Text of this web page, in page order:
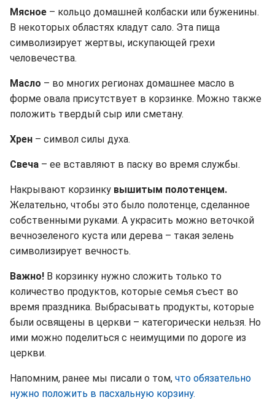
Мясное – кольцо домашней колбаски или буженины.
В некоторых областях кладут сало. Эта пища
символизирует жертвы, искупающей грехи
человечества.
Масло – во многих регионах домашнее масло в
форме овала присутствует в корзинке. Можно также
положить твердый сыр или сметану.
Хрен – символ силы духа.
Свеча – ее вставляют в паску во время службы.
Накрывают корзинку вышитым полотенцем.
Желательно, чтобы это было полотенце, сделанное
собственными руками. А украсить можно веточкой
вечнозеленого куста или дерева – такая зелень
символизирует вечность.
Важно! В корзинку нужно сложить только то
количество продуктов, которые семья съест во
время праздника. Выбрасывать продукты, которые
были освящены в церкви – категорически нельзя. Но
ими можно поделиться с неимущими по дороге из
церкви.
Напомним, ранее мы писали о том, что обязательно
нужно положить в пасхальную корзину.